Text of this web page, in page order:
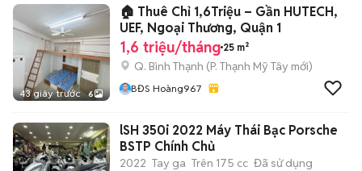
43 giây trước 6
🏠 Thuê Chỉ 1,6Triệu – Gần HUTECH,
UEF, Ngoại Thương, Quận 1
1,6 triệu/tháng 25 m²
Q. Bình Thạnh (P. Thạnh Mỹ Tây mới)
BĐS Hoàng967
lSH 350i 2022 Máy Thái Bạc Porsche
BSTP Chính Chủ
2022 Tay ga Trên 175 cc Đã sử dụng